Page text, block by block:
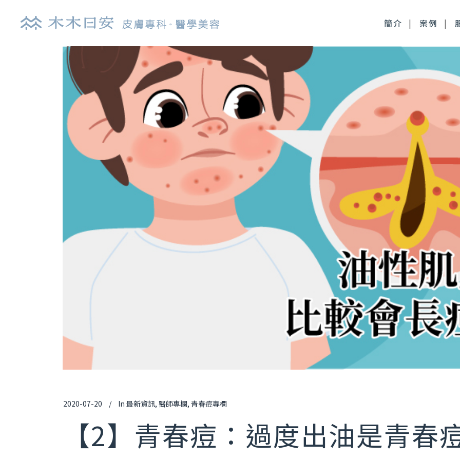
簡介 案例
探索皮秒雷射
鉺雅鉻雷射
染料雷射
–
肉毒桿菌
玻尿酸
逆時針
舒顏萃
艾麗斯精靈針
喬雅露膠原蛋白針
白皙微針注射
徹底控油：清新光雷射
皮膚管理：醫療級果酸
皮膚管理：醫療級清痘
鳳凰電波
臉部雷射 術前後注意事項
刺青雷射 術前後注意事項
注射微整形 術前後須知
2020-07-20 In 最新資訊, 醫師專欄, 青春痘專欄
【2】青春痘：過度出油是青春